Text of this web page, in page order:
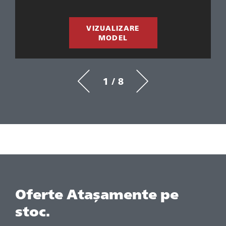
VIZUALIZARE
MODEL
1 / 8
Oferte Atașamente pe
stoc.